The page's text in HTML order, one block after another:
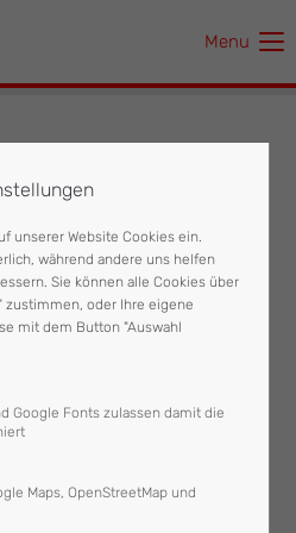
existiert leider nicht.
existiert leider nicht.
existiert leider nicht.
Menu
wurde die Feuerwehr
einem Brandmeldealarm
Industriebetriebes ist ein Brand
die installierte Löschanlage
wurde.
den verrauchten
und belüftete diesen
unserer Website Cookies ein.
während andere uns helfen
Sie können alle Cookies über
zustimmen, oder Ihre eigene
mit dem Button "Auswahl
Google Fonts zulassen damit die
Maps, OpenStreetMap und